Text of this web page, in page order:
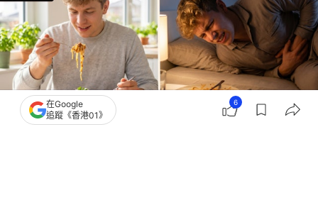
在Google
追蹤《香港01》
6